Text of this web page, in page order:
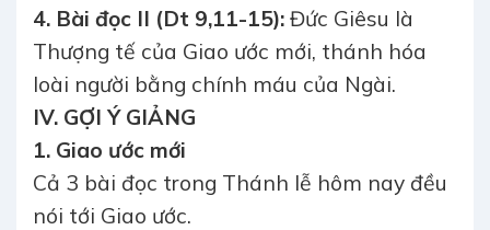
4. Bài đọc II (Dt 9,11-15): Đức Giêsu là
Thượng tế của Giao ước mới, thánh hóa
loài người bằng chính máu của Ngài.
IV. GỢI Ý GIẢNG
1. Giao ước mới
Cả 3 bài đọc trong Thánh lễ hôm nay đều
nói tới Giao ước.